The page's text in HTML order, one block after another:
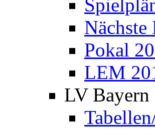
Nächste
Pokal
LEM
LV Bayern